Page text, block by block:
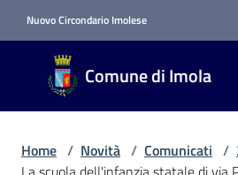
Nuovo Circondario Imolese
Comune di Imola
Comune
di Imola
RETE
Home / Novità / Comunicati /